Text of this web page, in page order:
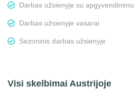
Darbas užsienyje su apgyvendinimu
Darbas užsienyje vasarai
Sezoninis darbas užsienyje
Visi skelbimai Austrijoje